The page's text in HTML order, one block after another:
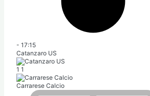
- 17:15
Catanzaro US
1 1
Carrarese Calcio